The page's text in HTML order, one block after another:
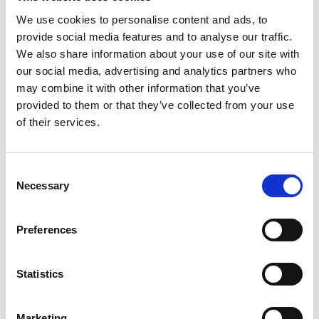
We use cookies to personalise content and ads, to
provide social media features and to analyse our traffic.
We also share information about your use of our site with
our social media, advertising and analytics partners who
may combine it with other information that you’ve
provided to them or that they’ve collected from your use
of their services.
Selection
Necessary
Preferences
Statistics